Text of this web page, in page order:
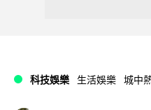
科技娛樂 生活娛樂 城中